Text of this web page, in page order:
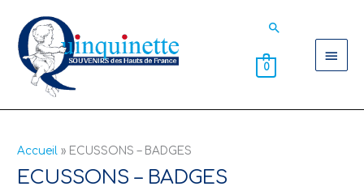
contenu
Rechercher
0
Accueil ECUSSONS – BADGES
ECUSSONS – BADGES